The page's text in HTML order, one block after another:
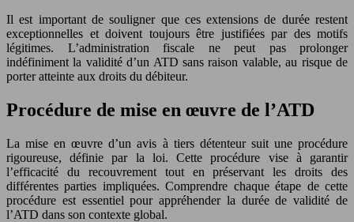
Il est important de souligner que ces extensions de durée restent
exceptionnelles et doivent toujours être justifiées par des motifs
légitimes. L’administration fiscale ne peut pas prolonger
indéfiniment la validité d’un ATD sans raison valable, au risque de
porter atteinte aux droits du débiteur.
Procédure de mise en œuvre de l’ATD
La mise en œuvre d’un avis à tiers détenteur suit une procédure
rigoureuse, définie par la loi. Cette procédure vise à garantir
l’efficacité du recouvrement tout en préservant les droits des
différentes parties impliquées. Comprendre chaque étape de cette
procédure est essentiel pour appréhender la durée de validité de
l’ATD dans son contexte global.